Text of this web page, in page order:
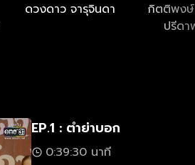
ดวงดาว จารุจินดา
กิตติพง
ปรีดา
EP.1 : ตำย่าบอก
0:39:30 นาที